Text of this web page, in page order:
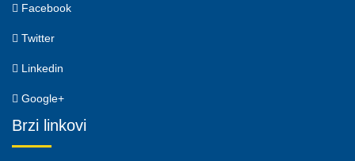
Facebook
Twitter
Linkedin
Google+
Brzi linkovi